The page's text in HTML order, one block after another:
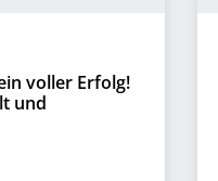
voller Erfolg!
und